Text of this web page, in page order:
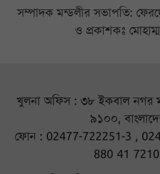
সম্পাদক মন্ডলীর সভাপতি:
ও প্রকাশকঃ
খুলনা অফিস : ৩৮ ইকবাল নগর
৯১০০,
ফোন : 02477-722251-3 ,
880 41